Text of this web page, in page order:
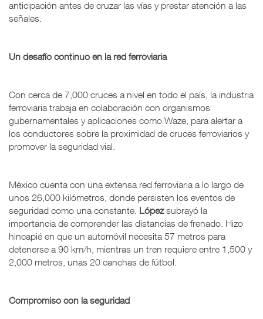
anticipación antes de cruzar las vías y prestar atención a las
señales.
Un desafío continuo en la red ferroviaria
Con cerca de 7,000 cruces a nivel en todo el país, la industria
ferroviaria trabaja en colaboración con organismos
gubernamentales y aplicaciones como Waze, para alertar a
los conductores sobre la proximidad de cruces ferroviarios y
promover la seguridad vial.
México cuenta con una extensa red ferroviaria a lo largo de
unos 26,000 kilómetros, donde persisten los eventos de
seguridad como una constante. Lópezsubrayó la
importancia de comprender las distancias de frenado. Hizo
hincapié en que un automóvil necesita 57 metros para
detenerse a 90 km/h, mientras un tren requiere entre 1,500 y
2,000 metros, unas 20 canchas de fútbol.
Compromiso con la seguridad